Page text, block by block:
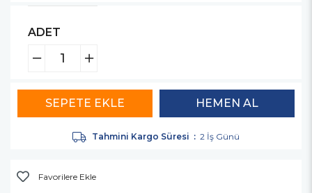
ADET
Tahmini Kargo Süresi : 2 İş Günü
Favorilere Ekle